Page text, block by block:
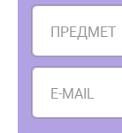
ПРЕДМЕТ
E-MAIL